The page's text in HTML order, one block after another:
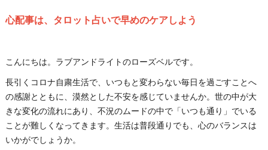
心配事は、タロット占いで早めのケアしよう
こんにちは。ラブアンドライトのローズベルです。
長引くコロナ自粛生活で、いつもと変わらない毎日を過ごすことへ
の感謝とともに、漠然とした不安を感じていませんか。世の中が大
きな変化の流れにあり、不況のムードの中で「いつも通り」でいる
ことが難しくなってきます。生活は普段通りでも、心のバランスは
いかがでしょうか。